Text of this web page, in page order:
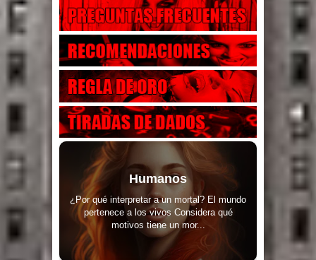
Humanos
¿Por qué interpretar a un mortal? El mundo
pertenece a los vivos Considera qué
motivos tiene un mor...